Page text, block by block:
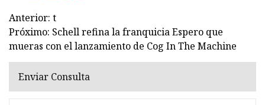
Anterior: t
Próximo: Schell refina la franquicia Espero que
mueras con el lanzamiento de Cog In The Machine
Enviar Consulta